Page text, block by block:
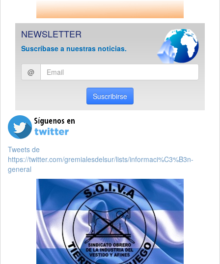
NEWSLETTER
Suscríbase a nuestras noticias.
Ingresar
email
@
Suscribirse
Tweets de
https://twitter.com/gremialesdelsur/lists/informaci%C3%B3n-
general